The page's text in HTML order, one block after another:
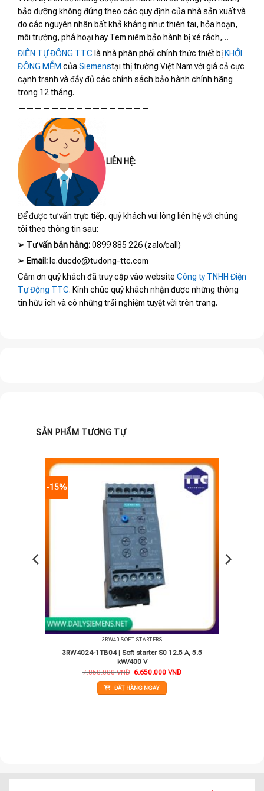
bảo dưỡng không đúng theo các quy định của nhà sản xuất và
do các nguyên nhân bất khả kháng như: thiên tai, hỏa hoạn,
môi trường, phá hoại hay Tem niêm bảo hành bị xé rách,…
ĐIỆN TỰ ĐỘNG TTC là nhà phân phối chính thức thiết bị KHỞI
ĐỘNG MỀM củaSiemenstại thị trường Việt Nam với giá cả cực
cạnh tranh và đầy đủ các chính sách bảo hành chính hãng
trong 12 tháng.
————————————————
LIÊN HỆ:
Để được tư vấn trực tiếp, quý khách vui lòng liên hệ với chúng
tôi theo thông tin sau:
➢ Tư vấn bán hàng:0899 885 226 (zalo/call)
➢ Email: le.ducdo@tudong-ttc.com
Cảm ơn quý khách đã truy cập vào website Công ty TNHH Điện
Tự Động TTC. Kính chúc quý khách nhận được những thông
tin hữu ích và có những trải nghiệm tuyệt vời trên trang.
SẢN PHẨM TƯƠNG TỰ
-15%
3RW40 SOFT STARTERS
3RW4024-1TB04 | Soft starter S0 12.5 A, 5.5
kW/400 V
7.850.000VNĐ Giá
là:
7.850.000 VNĐ.
6.650.000VNĐGiá
ĐẶT HÀNG NGAY